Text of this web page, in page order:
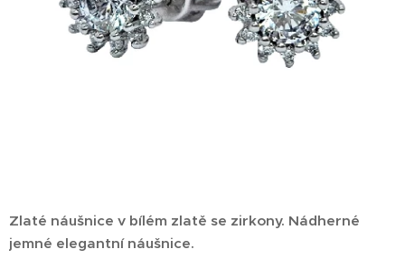
Zlaté náušnice v bílém zlatě se zirkony. Nádherné
jemné elegantní náušnice.